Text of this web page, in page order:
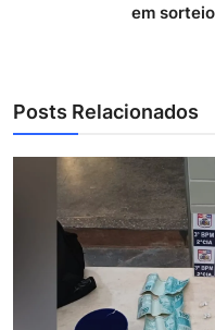
em
Posts Relacionados